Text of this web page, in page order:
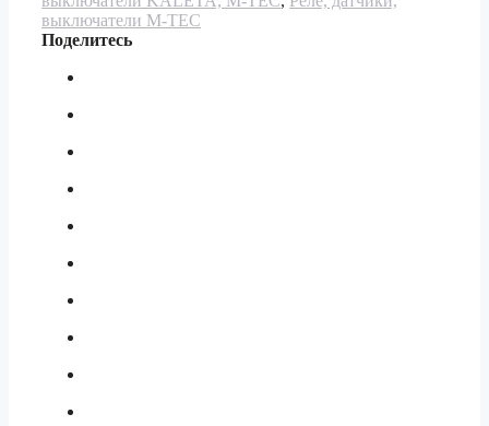
выключатели M-TEC
Поделитесь